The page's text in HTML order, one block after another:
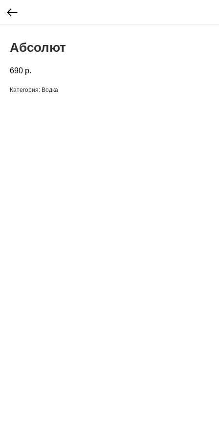
Абсолют
690 р.
Категория: Водка